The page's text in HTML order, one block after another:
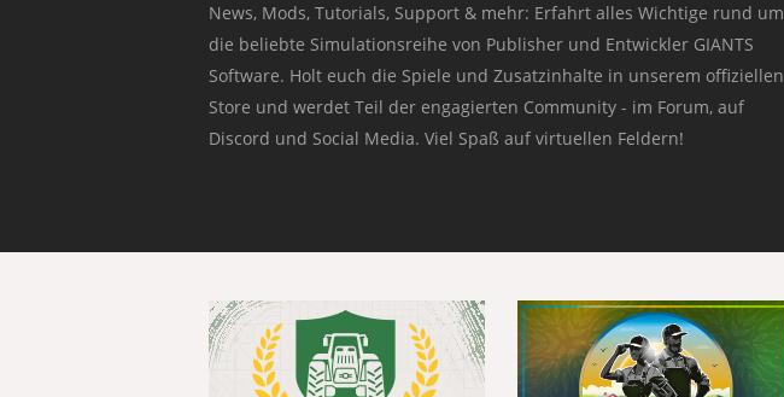
News, Mods, Tutorials, Support & mehr: Erfahrt alles Wichtige rund um
die beliebte Simulationsreihe von Publisher und Entwickler GIANTS
Software. Holt euch die Spiele und Zusatzinhalte in unserem offiziellen
Store und werdet Teil der engagierten Community - im Forum, auf
Discord und Social Media. Viel Spaß auf virtuellen Feldern!